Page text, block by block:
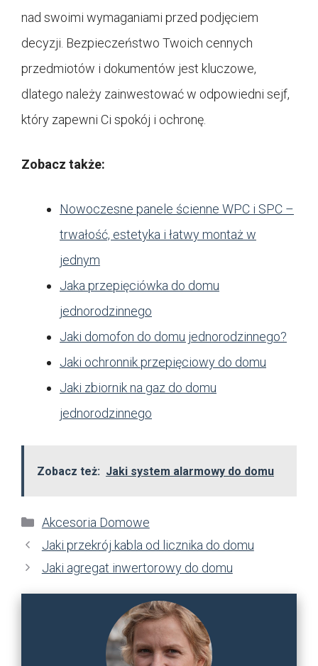
nad swoimi wymaganiami przed podjęciem
decyzji. Bezpieczeństwo Twoich cennych
przedmiotów i dokumentów jest kluczowe,
dlatego należy zainwestować w odpowiedni sejf,
który zapewni Ci spokój i ochronę.
Zobacz także:
Nowoczesne panele ścienne WPC i SPC –
trwałość, estetyka i łatwy montaż w
jednym
Jaka przepięciówka do domu
jednorodzinnego
Jaki domofon do domu jednorodzinnego?
Jaki ochronnik przepięciowy do domu
Jaki zbiornik na gaz do domu
jednorodzinnego
Zobacz też: Jaki system alarmowy do domu
Kategorie
Akcesoria Domowe
Jaki przekrój kabla od licznika do domu
Jaki agregat inwertorowy do domu